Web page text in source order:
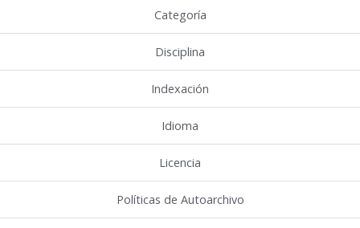
Categoría
Disciplina
Indexación
Idioma
Licencia
Políticas de Autoarchivo